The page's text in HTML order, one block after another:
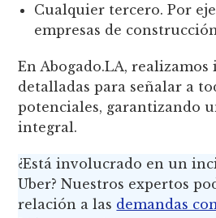
Cualquier tercero. Por
empresas de
En Abogado.LA,
detalladas para señalar a
potenciales, garantizando
integral.
¿Está involucrado en un
Uber? Nuestros expertos
relación a las demandas